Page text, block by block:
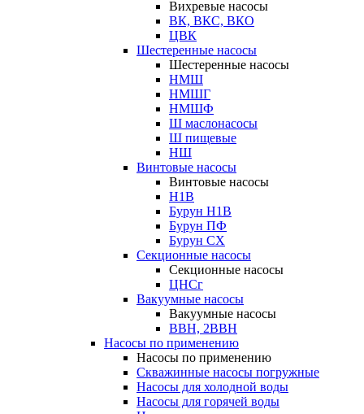
Вихревые насосы
ВК, ВКС, ВКО
ЦВК
Шестеренные насосы
Шестеренные насосы
НМШ
НМШГ
НМШФ
Ш маслонасосы
Ш пищевые
НШ
Винтовые насосы
Винтовые насосы
Н1В
Бурун Н1В
Бурун ПФ
Бурун СХ
Секционные насосы
Секционные насосы
ЦНСг
Вакуумные насосы
Вакуумные насосы
ВВН, 2ВВН
Насосы по применению
Насосы по применению
Скважинные насосы погружные
Насосы для холодной воды
Насосы для горячей воды